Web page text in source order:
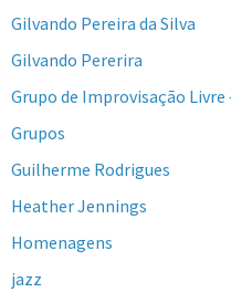
Gilvando Pereira da Silva
Gilvando Pererira
Grupo de Improvisação Livre
Grupos
Guilherme Rodrigues
Heather Jennings
Homenagens
jazz